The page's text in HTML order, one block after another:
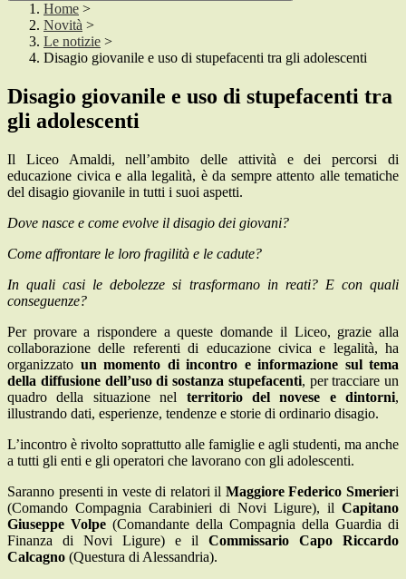
Home >
Novità >
Le notizie >
Disagio giovanile e uso di stupefacenti tra gli adolescenti
Disagio giovanile e uso di stupefacenti tra
gli adolescenti
Il Liceo Amaldi, nell’ambito delle attività e dei percorsi di
educazione civica e alla legalità, è da sempre attento alle tematiche
del disagio giovanile in tutti i suoi aspetti.
Dove nasce e come evolve il disagio dei giovani?
Come affrontare le loro fragilità e le cadute?
In quali casi le debolezze si trasformano in reati? E con quali
conseguenze?
Per provare a rispondere a queste domande il Liceo, grazie alla
collaborazione delle referenti di educazione civica e legalità, ha
organizzato un momento di incontro e informazione sul tema
della diffusione dell’uso di sostanza stupefacenti, per tracciare un
quadro della situazione nel territorio del novese e dintorni,
illustrando dati, esperienze, tendenze e storie di ordinario disagio.
L’incontro è rivolto soprattutto alle famiglie e agli studenti, ma anche
a tutti gli enti e gli operatori che lavorano con gli adolescenti.
Saranno presenti in veste di relatori il Maggiore Federico Smerieri
(Comando Compagnia Carabinieri di Novi Ligure), il Capitano
Giuseppe Volpe (Comandante della Compagnia della Guardia di
Finanza di Novi Ligure) e il Commissario Capo Riccardo
Calcagno (Questura di Alessandria).